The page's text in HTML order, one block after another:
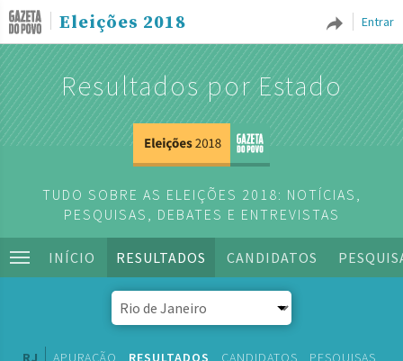
Entrar
Eleições 2018
Resultados por Estado
TUDO SOBRE AS ELEIÇÕES 2018: NOTÍCIAS,
PESQUISAS, DEBATES E ENTREVISTAS
INÍCIO RESULTADOS CANDIDATOS
RJ APURAÇÃO RESULTADOS CANDIDATOS PESQUISAS